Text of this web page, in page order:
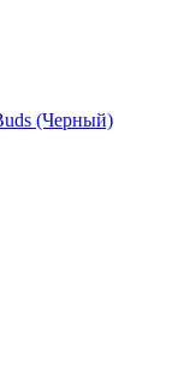
(Черный)